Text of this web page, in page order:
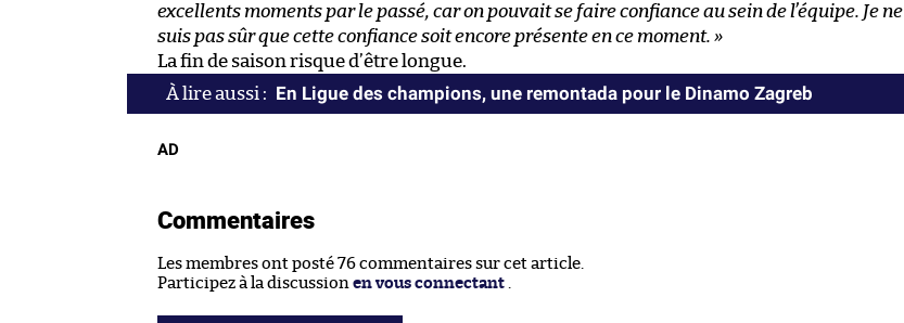
excellents moments par le passé, car on pouvait se faire confiance au sein de l’équipe. Je ne
suis pas sûr que cette confiance soit encore présente en ce moment. »
La fin de saison risque d’être longue.
En Ligue des champions, une remontada pour le Dinamo Zagreb
AD
Commentaires
Les membres ont posté 76 commentaires sur cet article.
Participez à la discussion en vous connectant